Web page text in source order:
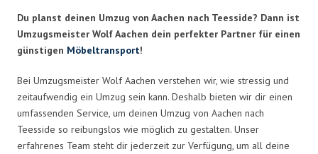
Du planst deinen Umzug von Aachen nach Teesside? Dann ist
Umzugsmeister Wolf Aachen dein perfekter Partner für einen
günstigen Möbeltransport!
Bei Umzugsmeister Wolf Aachen verstehen wir, wie stressig und
zeitaufwendig ein Umzug sein kann. Deshalb bieten wir dir einen
umfassenden Service, um deinen Umzug von Aachen nach
Teesside so reibungslos wie möglich zu gestalten. Unser
erfahrenes Team steht dir jederzeit zur Verfügung, um all deine